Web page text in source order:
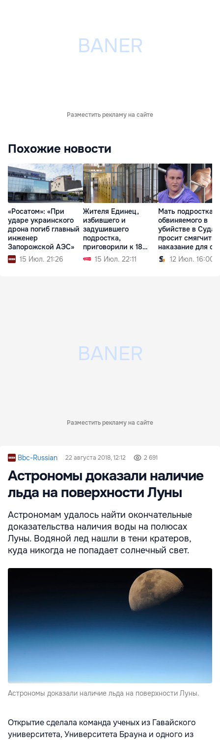
Разместить рекламу на сайте
Похожие новости
«Росатом»: «При
ударе украинского
дрона погиб главный
инженер
Запорожской АЭС»
15 Июл. 21:26
Жителя Единец,
избившего и
задушившего
подростка,
приговорили к 18
годам тюрьмы
15 Июл. 22:11
Мать подростка,
обвиняемого в
убийстве в
просит смягчить
наказание для
12 Июл. 16:00
Разместить рекламу на сайте
Bbc-Russian 22 августа 2018, 12:12 2 691
Астрономы доказали наличие
льда на поверхности Луны
Астрономам удалось найти окончательные
доказательства наличия воды на полюсах
Луны. Водяной лед нашли в тени кратеров,
куда никогда не попадает солнечный свет.
Астрономы доказали наличие льда на поверхности Луны.
Открытие сделала команда ученых из Гавайского
университета, Университета Брауна и одного из